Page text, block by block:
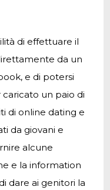
di effettuare il
da un
e di potersi
un paio di
di online dating e
da giovani e
alcune
e la information
dare ai genitori la